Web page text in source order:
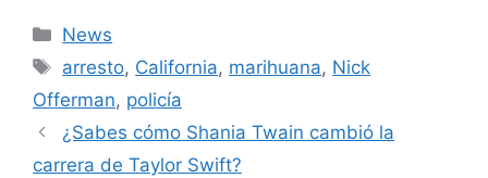
Categorías
News
Etiquetas
arresto, California, marihuana, Nick
Offerman, policía
¿Sabes cómo Shania Twain cambió la
carrera de Taylor Swift?